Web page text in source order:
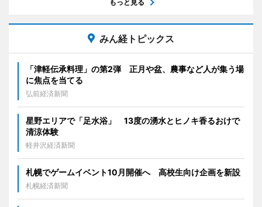
もっと見る
みん経トピックス
「津軽伝承料理」の第2弾 正月や盆、農事など人が集う場
に焦点を当てる
弘前経済新聞
星野エリアで「足水浴」 13度の湧水とヒノキ香るおけで
清涼体験
軽井沢経済新聞
札幌でゲームイベント10月開催へ 高校生向け企画を新設
札幌経済新聞